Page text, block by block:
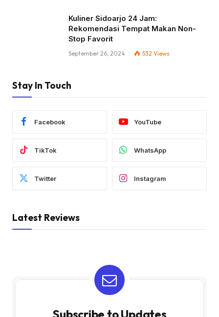
Kuliner Sidoarjo 24 Jam:
Rekomendasi Tempat Makan Non-
Stop Favorit
September 26, 2024 532 Views
Stay In Touch
Facebook YouTube
TikTok WhatsApp
Twitter Instagram
Latest Reviews